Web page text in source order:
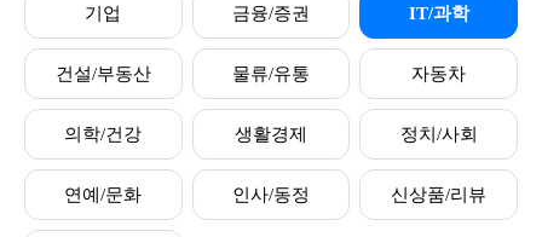
기업 금융/증권 IT/과학
건설/부동산 물류/유통 자동차
의학/건강 생활경제 정치/사회
연예/문화 인사/동정 신상품/리뷰